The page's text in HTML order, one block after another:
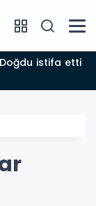
Doğdu istifa etti